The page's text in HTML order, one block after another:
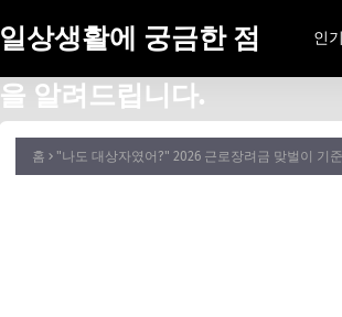
일상생활에 궁금한 점
을 알려드립니다.
인
홈 "나도 대상자였어?" 2026 근로장려금 맞벌이 기